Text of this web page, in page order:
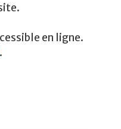
en ligne.
.